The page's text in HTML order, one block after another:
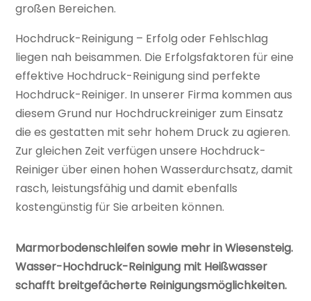
großen Bereichen.
Hochdruck-Reinigung – Erfolg oder Fehlschlag
liegen nah beisammen. Die Erfolgsfaktoren für eine
effektive Hochdruck-Reinigung sind perfekte
Hochdruck-Reiniger. In unserer Firma kommen aus
diesem Grund nur Hochdruckreiniger zum Einsatz
die es gestatten mit sehr hohem Druck zu agieren.
Zur gleichen Zeit verfügen unsere Hochdruck-
Reiniger über einen hohen Wasserdurchsatz, damit
rasch, leistungsfähig und damit ebenfalls
kostengünstig für Sie arbeiten können.
Marmorbodenschleifen sowie mehr in Wiesensteig.
Wasser-Hochdruck-Reinigung mit Heißwasser
schafft breitgefächerte Reinigungsmöglichkeiten.